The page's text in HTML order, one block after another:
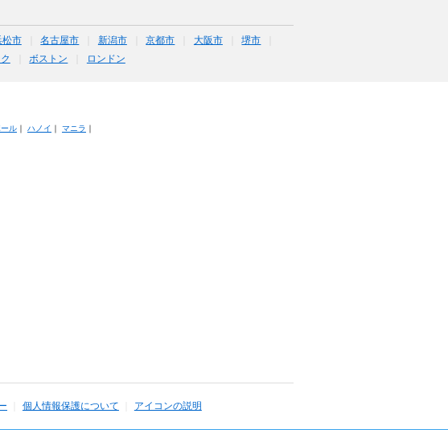
松市 名古屋市 新潟市 京都市 大阪市
堺市
ボストン ロンドン
ル｜ ハノイ ｜ マニラ ｜
個人情報保護について アイコンの説明